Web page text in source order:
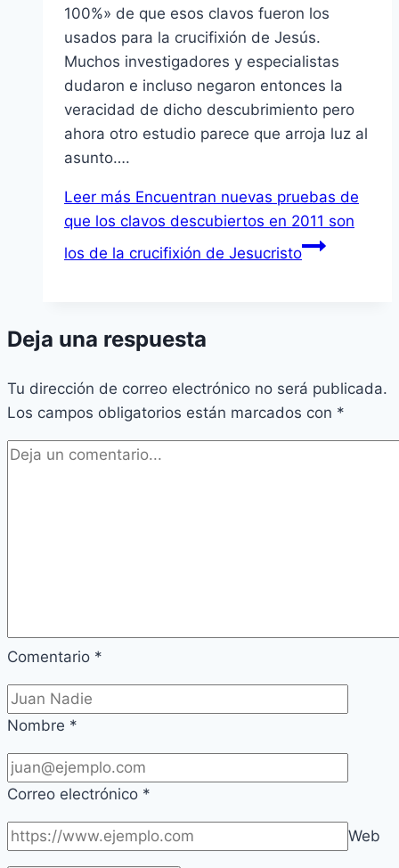
100%» de que esos clavos fueron los
usados para la crucifixión de Jesús.
Muchos investigadores y especialistas
dudaron e incluso negaron entonces la
veracidad de dicho descubrimiento pero
ahora otro estudio parece que arroja luz al
asunto….
Leer más Encuentran nuevas pruebas de
que los clavos descubiertos en 2011 son
los de la crucifixión de Jesucristo
Deja una respuesta
Tu dirección de correo electrónico no será publicada.
Los campos obligatorios están marcados con *
Comentario *
Nombre *
Correo electrónico *
Web